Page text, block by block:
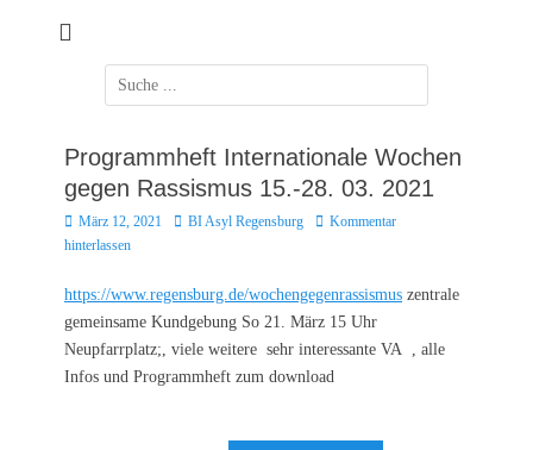
Suchen
nach:
Programmheft Internationale Wochen
gegen Rassismus 15.-28. 03. 2021
Posted
on
März 12, 2021 AutorBI Asyl Regensburg
Kommentar
hinterlassen
https://www.regensburg.de/wochengegenrassismus zentrale
gemeinsame Kundgebung So 21. März 15 Uhr
Neupfarrplatz;, viele weitere sehr interessante VA , alle
Infos und Programmheft zum download